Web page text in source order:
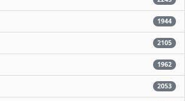
1944
2105
1962
2053